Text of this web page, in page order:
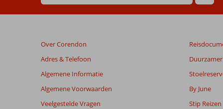
ouder
zijn
maanden
worden
niet
meer
weergegeven
om
de
Over Corendon
Adres & Telefoon
Algemene Informatie
Algemene Voorwaarden
Veelgestelde Vragen
By June
Stip Reizen